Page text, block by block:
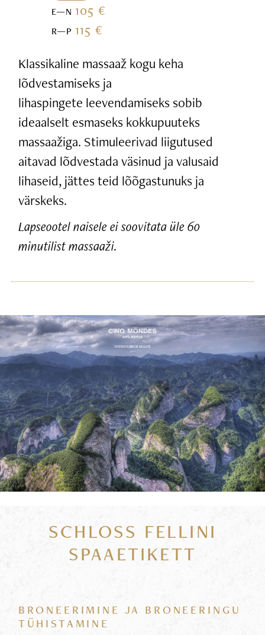
E—N105 €
R—P115 €
Klassikaline massaaž kogu keha
lõdvestamiseks ja
lihaspingete leevendamiseks sobib
ideaalselt esmaseks kokkupuuteks
massaažiga. Stimuleerivad liigutused
aitavad lõdvestada väsinud ja valusaid
lihaseid, jättes teid lõõgastunuks ja
värskeks.
Lapseootel naisele ei soovitata üle 60
minutilist massaaži.
SCHLOSS FELLINI
SPAAETIKETT
BRONEERIMINE JA BRONEERINGU
TÜHISTAMINE